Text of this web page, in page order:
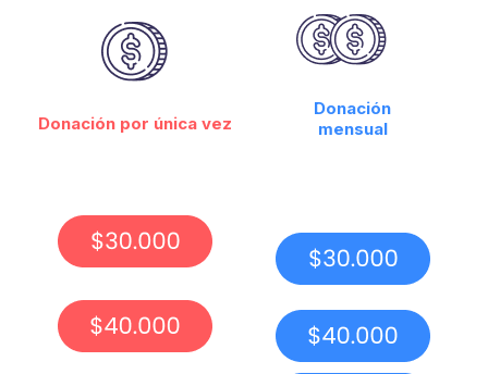
Donación por única vez
Donación
mensual